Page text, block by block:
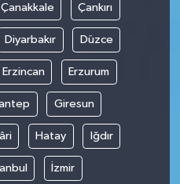
Çanakkale Çankırı
Diyarbakır Düzce
Erzincan Erzurum
Giresun
Hatay Iğdır
İzmir